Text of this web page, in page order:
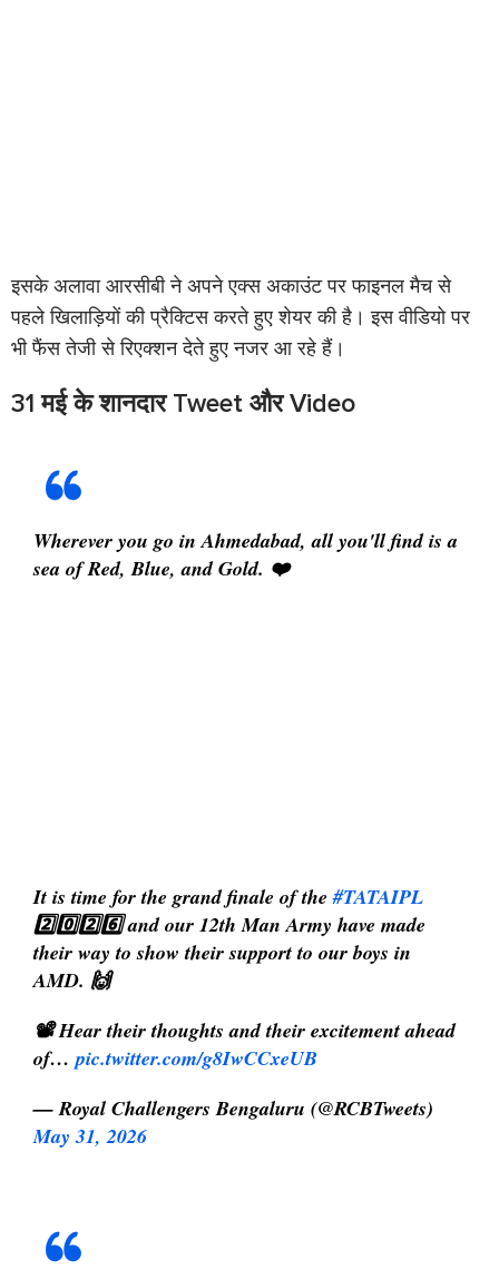
इसके अलावा आरसीबी ने अपने एक्स अकाउंट पर फाइनल मैच से
पहले खिलाड़ियों की प्रैक्टिस करते हुए शेयर की है। इस वीडियो पर
भी फैंस तेजी से रिएक्शन देते हुए नजर आ रहे हैं।
31 मई के शानदार Tweet और Video
Wherever you go in Ahmedabad, all you'll find is a
sea of Red, Blue, and Gold. ❤️
It is time for the grand finale of the#TATAIPL
2️⃣0️⃣2️⃣6️⃣ and our 12th Man Army have made
their way to show their support to our boys in
AMD. 🙌
📽️ Hear their thoughts and their excitement ahead
of…pic.twitter.com/g8IwCCxeUB
— Royal Challengers Bengaluru (@RCBTweets)
May 31, 2026